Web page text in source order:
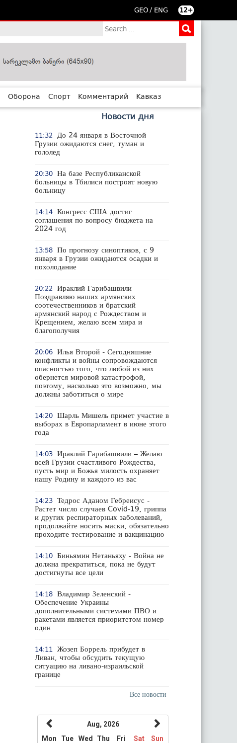
GEO / ENG 12+
Оборона Спорт Комментарий Кавказ
Новости дня
11:32
До 24 января в Восточной
Грузии ожидаются снег, туман и
гололед
20:30 На базе Республиканской
больницы в Тбилиси построят новую
больницу
14:14 Конгресс США достиг
соглашения по вопросу бюджета на
2024 год
13:58 По прогнозу синоптиков, с 9
января в Грузии ожидаются осадки и
похолодание
20:22
Ираклий Гарибашвили -
Поздравляю наших армянских
соотечественников и братский
армянский народ с Рождеством и
Крещением, желаю всем мира и
благополучия
20:06 Илья Второй - Сегодняшние
конфликты и войны сопровождаются
опасностью того, что любой из них
обернется мировой катастрофой,
поэтому, насколько это возможно, мы
должны заботиться о мире
14:20 Шарль Мишель примет участие в
выборах в Европарламент в июне этого
года
14:03 Ираклий Гарибашвили – Желаю
всей Грузии счастливого Рождества,
пусть мир и Божья милость охраняет
нашу Родину и каждого из вас
14:23 Тедрос Аданом Гебреисус -
Растет число случаев Covid-19, гриппа
и других респираторных заболеваний,
продолжайте носить маски, обязательно
проходите тестирование и вакцинацию
14:10 Биньямин Нетаньяху - Война не
должна прекратиться, пока не будут
достигнуты все цели
14:18 Владимир Зеленский -
Обеспечение Украины
дополнительными системами ПВО и
ракетами является приоритетом номер
один
14:11
Жозеп Боррель прибудет в
Ливан, чтобы обсудить текущую
ситуацию на ливано-израильской
границе
Все новости
Aug, 2026
Mon
Tue Wed Thu Fri Sat
Sun